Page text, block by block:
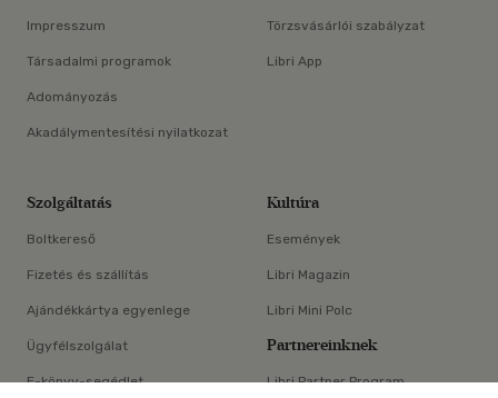
Impresszum
Társadalmi programok
Adományozás
Akadálymentesítési nyilatkozat
Törzsvásárlói szabályzat
Libri App
Szolgáltatás
Boltkereső
Fizetés és szállítás
Ajándékkártya egyenlege
Ügyfélszolgálat
E-könyv-segédlet
Kultúra
Események
Libri Magazin
Libri Mini Polc
Partnereinknek
Libri Partner Program